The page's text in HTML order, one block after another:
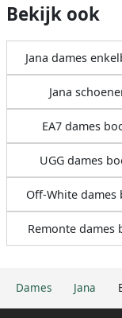
Dames Jana
Bekijk ook
Jana dames
Jana
EA7 dames
UGG dames
Off-White dames
Remonte dames